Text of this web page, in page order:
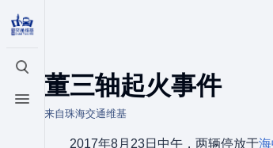
打开/关闭搜索
打开/关闭菜单
董三轴起火事件
来自珠海交通维基
2017年8月23日中午，两辆停放于